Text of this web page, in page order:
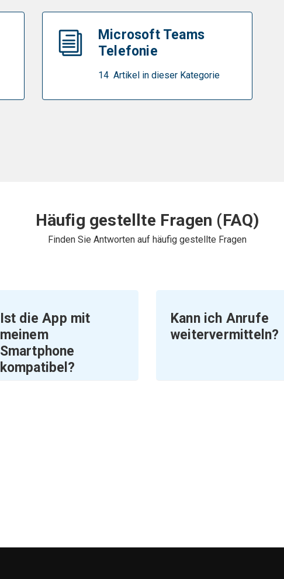
Microsoft Teams
Telefonie
14 Artikel in dieser Kategorie
Häufig gestellte Fragen (FAQ)
Finden Sie Antworten auf häufig gestellte Fragen
Ist die App mit
meinem
Smartphone
kompatibel?
Kann ich Anrufe
weitervermitteln?